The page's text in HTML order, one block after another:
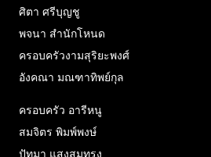
ศิตา ศรีบุญชู
พจนา สำนักโหนด
ครอบครัวงามสุริยะพงศ์
อังคณา มณฑาทิพย์กุล
ครอบครัว อารีหนู
สมจิตร พิมพ์พงษ์
ปัทมา แสงสมทรง